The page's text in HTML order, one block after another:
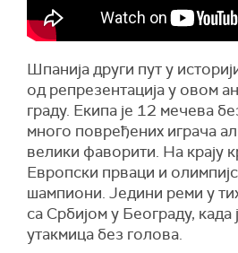
Шпанија други пут у
од репрезентација у овом
граду. Екипа је 12 мечева
много повређених играча
велики фаворити. На крају
Европски прваци и
шампиони. Једини реми у
са Србијом у Београду, када
утакмица без голова.